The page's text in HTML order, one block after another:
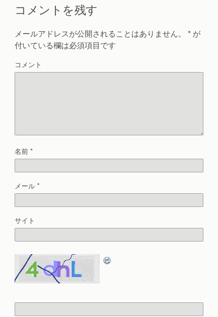
コメントを残す
メールアドレスが公開されることはありません。 * が
付いている欄は必須項目です
コメント
名前*
メール*
サイト